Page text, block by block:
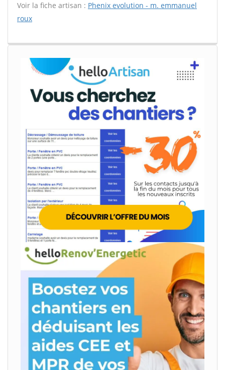
Voir la fiche artisan : Phenix evolution - m. emmanuel
roux